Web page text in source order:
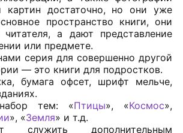
картин достаточно, но они уже
пространство книги, они
читателя, а дают представление
или предмете.
серия для совершенно другой
— это книги для подростков.
бумага офсет, шрифт мельче,
тем: «Птицы», «Космос»,
», «Земля» и т.д.
служить дополнительным